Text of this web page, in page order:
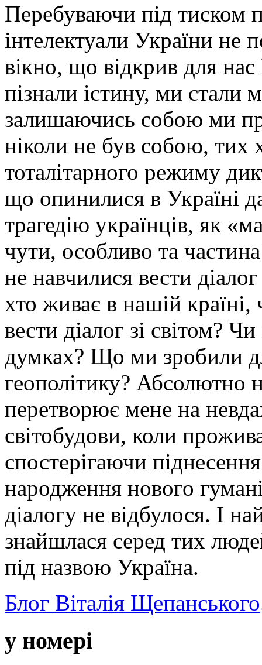
Перебуваючи під тиском
інтелектуали України не
вікно, що відкрив для
пізнали істину, ми стали
залишаючись собою ми
ніколи не був собою, тих
тоталітарного режиму
що опинилися в Україні
трагедію українців, як
чути, особливо та
не навчилися вести
хто живає в нашій
вести діалог зі світом?
думках? Що ми зробили
геополітику? Абсолютно
перетворює мене на
світобудови, коли
спостерігаючи
народження нового
діалогу не відбулося. І
знайшлася серед тих
під назвою Україна.
Блог Віталія Щепанського
у номері